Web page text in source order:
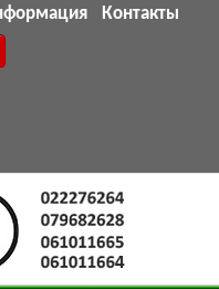
Контакты